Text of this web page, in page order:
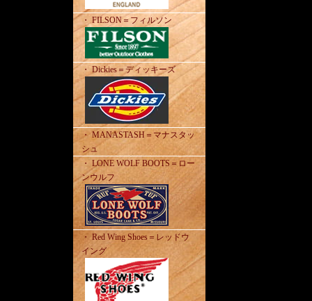
・ FILSON＝フィルソン
・ Dickies＝ディッキーズ
・ MANASTASH＝マナスタッ
シュ
・ LONE WOLF BOOTS＝ロー
ンウルフ
・ Red Wing Shoes＝レッドウ
イング